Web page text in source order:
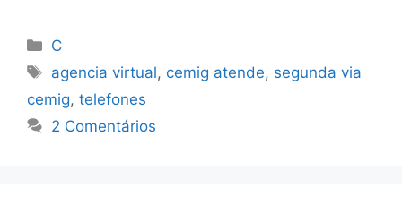
Categorias
C
Tags
agencia virtual, cemig atende, segunda via
cemig, telefones
2 Comentários